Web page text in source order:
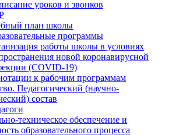
уроков и звонков
план школы
программы
работы школы в условиях
новой коронавирусной
(CОVID-19)
к рабочим программам
Педагогический (научно-
состав
техническое обеспечение и
образовательного процесса